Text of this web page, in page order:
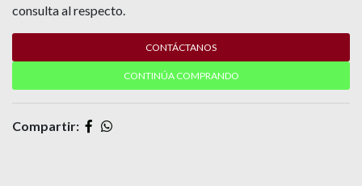
consulta al respecto.
CONTÁCTANOS
CONTINÚA COMPRANDO
Compartir: